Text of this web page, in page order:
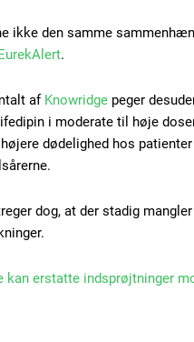
access
/ forever
lobortis sit
tortor
condimentum
dolor
ikke den samme
EurekAlert.
af Knowridge peger
i moderate til høje
dødelighed hos
dog, at der stadig
kan erstatte indsprøjtninger